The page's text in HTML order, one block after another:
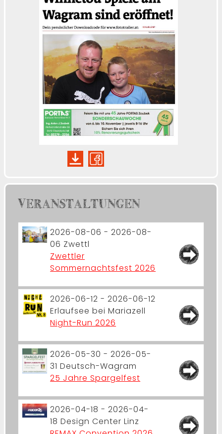
VERANSTALTUNGEN
2026-08-06 - 2026-08-
06 Zwettl
Zwettler
Sommernachtsfest 2026
2026-06-12 - 2026-06-12
Erlaufsee bei Mariazell
Night-Run 2026
2026-05-30 - 2026-05-
31 Deutsch-Wagram
25 Jahre Spargelfest
2026-04-18 - 2026-04-
18 Design Center Linz